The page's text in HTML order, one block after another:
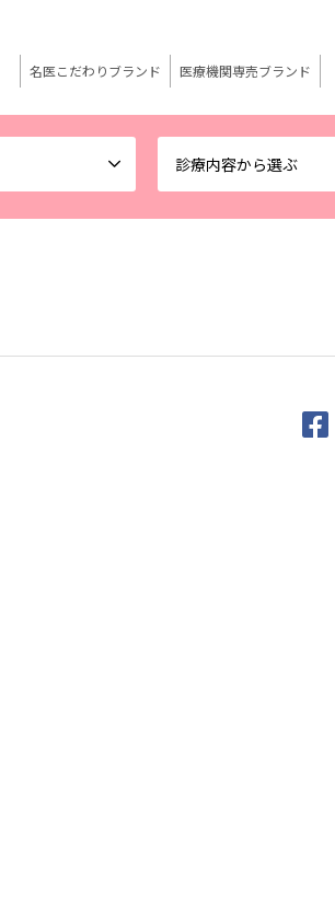
診療内容から選ぶ
名医こだわりブランド 医療機関専売ブランド